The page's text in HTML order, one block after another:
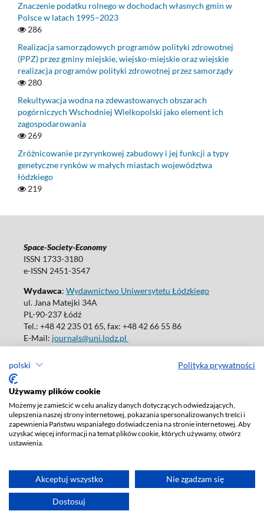
polski Polityka prywatności
Używamy plików cookie
Możemy je zamieścić w celu analizy danych dotyczących odwiedzających,
ulepszenia naszej strony internetowej, pokazania spersonalizowanych treści i
zapewnienia Państwu wspaniałego doświadczenia na stronie internetowej. Aby
uzyskać więcej informacji na temat plików cookie, których używamy, otwórz
ustawienia.
Akceptuj wszystko Nie zgadzam się
Dostosuj
Znaczenie podatku rolnego w dochodach własnych gmin w
Polsce w latach 1995–2023
286
Realizacja samorządowych programów polityki zdrowotnej
(PPZ) przez gminy miejskie, wiejsko-miejskie oraz wiejskie
realizacja programów polityki zdrowotnej przez samorządy
280
Rekultywacja wodna na zdewastowanych obszarach
pogórniczych Wschodniej Wielkopolski jako element ich
zagospodarowania
269
Zróżnicowanie przyrynkowej zabudowy i jej funkcji a typy
genetyczne rynków w małych miastach województwa
łódzkiego
219
Space-Society-Economy
ISSN 1733-3180
e-ISSN 2451-3547
Wydawca: Wydawnictwo Uniwersytetu Łódzkiego
ul. Jana Matejki 34A
PL-90-237 Łódź
Tel.: +48 42 235 01 65, fax: +48 42 66 55 86
E-Mail: journals@uni.lodz.pl
Deklaracja dostępności